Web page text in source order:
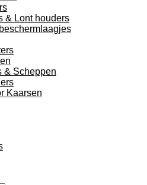
& Lont houders
& Scheppen
Kaarsen